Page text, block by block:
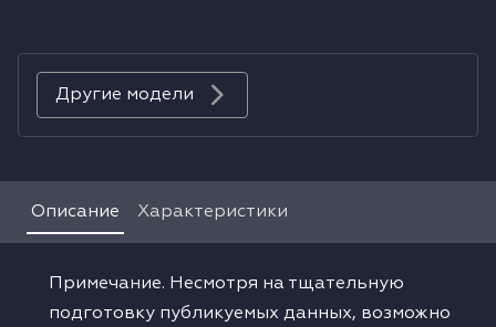
Аксессуары к крупной бытовой технике
Водонагреватели
Другие модели
Описание Характеристики
Примечание. Несмотря на тщательную
подготовку публикуемых данных, возможно